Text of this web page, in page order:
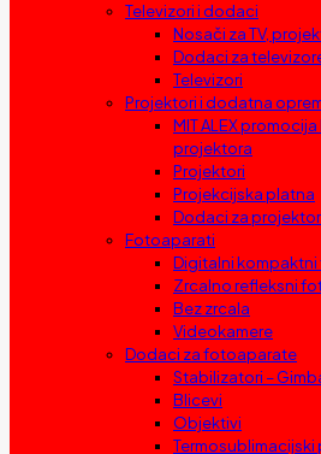
Televizori i dodaci
Nosači za TV,
Dodaci za
Televizori
Projektori i dodatna
MIT ALEX promocija
projektora
Projektori
Projekcijska platna
Dodaci za
Fotoaparati
Digitalni
Zrcalno refleksni
Bez zrcala
Videokamere
Dodaci za fotoaparate
Stabilizatori –
Blicevi
Objektivi
Termosublimacijski